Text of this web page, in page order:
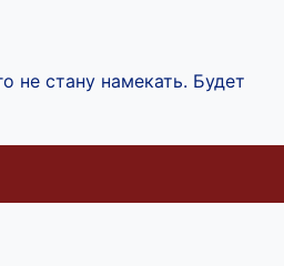
не стану намекать. Будет